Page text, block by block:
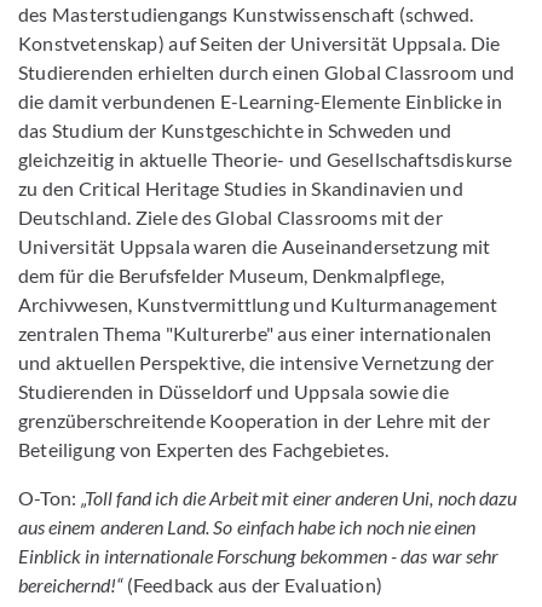
des Masterstudiengangs Kunstwissenschaft (schwed.
Konstvetenskap) auf Seiten der Universität Uppsala. Die
Studierenden erhielten durch einen Global Classroom und
die damit verbundenen E-Learning-Elemente Einblicke in
das Studium der Kunstgeschichte in Schweden und
gleichzeitig in aktuelle Theorie- und Gesellschaftsdiskurse
zu den Critical Heritage Studies in Skandinavien und
Deutschland. Ziele des Global Classrooms mit der
Universität Uppsala waren die Auseinandersetzung mit
dem für die Berufsfelder Museum, Denkmalpflege,
Archivwesen, Kunstvermittlung und Kulturmanagement
zentralen Thema "Kulturerbe" aus einer internationalen
und aktuellen Perspektive, die intensive Vernetzung der
Studierenden in Düsseldorf und Uppsala sowie die
grenzüberschreitende Kooperation in der Lehre mit der
Beteiligung von Experten des Fachgebietes.
O-Ton: „Toll fand ich die Arbeit mit einer anderen Uni, noch dazu
aus einem anderen Land. So einfach habe ich noch nie einen
Einblick in internationale Forschung bekommen - das war sehr
bereichernd!“(Feedback aus der Evaluation)